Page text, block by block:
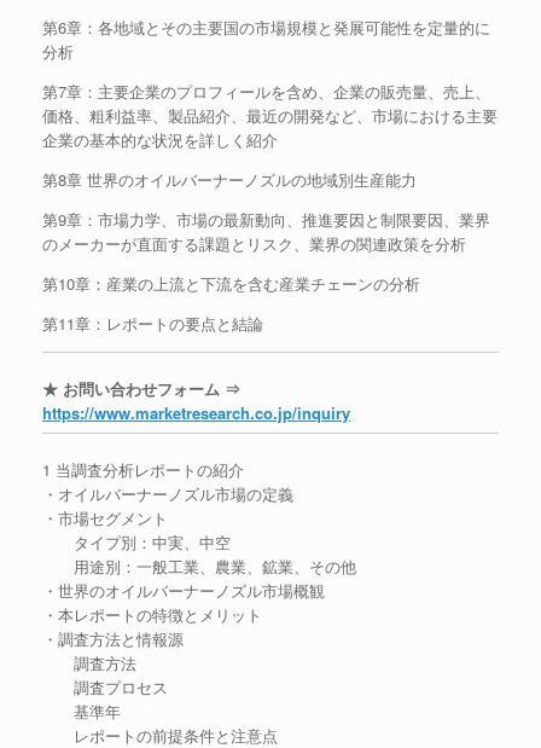
第6章：各地域とその主要国の市場規模と発展可能性を定量的に
分析
第7章：主要企業のプロフィールを含め、企業の販売量、売上、
価格、粗利益率、製品紹介、最近の開発など、市場における主要
企業の基本的な状況を詳しく紹介
第8章 世界のオイルバーナーノズルの地域別生産能力
第9章：市場力学、市場の最新動向、推進要因と制限要因、業界
のメーカーが直面する課題とリスク、業界の関連政策を分析
第10章：産業の上流と下流を含む産業チェーンの分析
第11章：レポートの要点と結論
★ お問い合わせフォーム ⇒
https://www.marketresearch.co.jp/inquiry
1 当調査分析レポートの紹介
・オイルバーナーノズル市場の定義
・市場セグメント
タイプ別：中実、中空
用途別：一般工業、農業、鉱業、その他
・世界のオイルバーナーノズル市場概観
・本レポートの特徴とメリット
・調査方法と情報源
調査方法
調査プロセス
基準年
レポートの前提条件と注意点